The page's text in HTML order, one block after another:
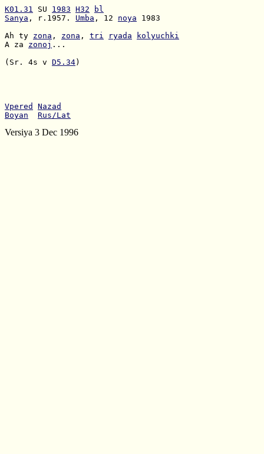
K01.31 SU 1983 H32
bl
Sanya , r.1957. Umba , 12 noya 1983
Ah ty zona , zona , tri ryada
kolyuchki
A za zonoj ...
(Sr. 4s v D5.34)
Vpered
Nazad
Boyan
Rus/Lat
Versiya 3 Dec 1996